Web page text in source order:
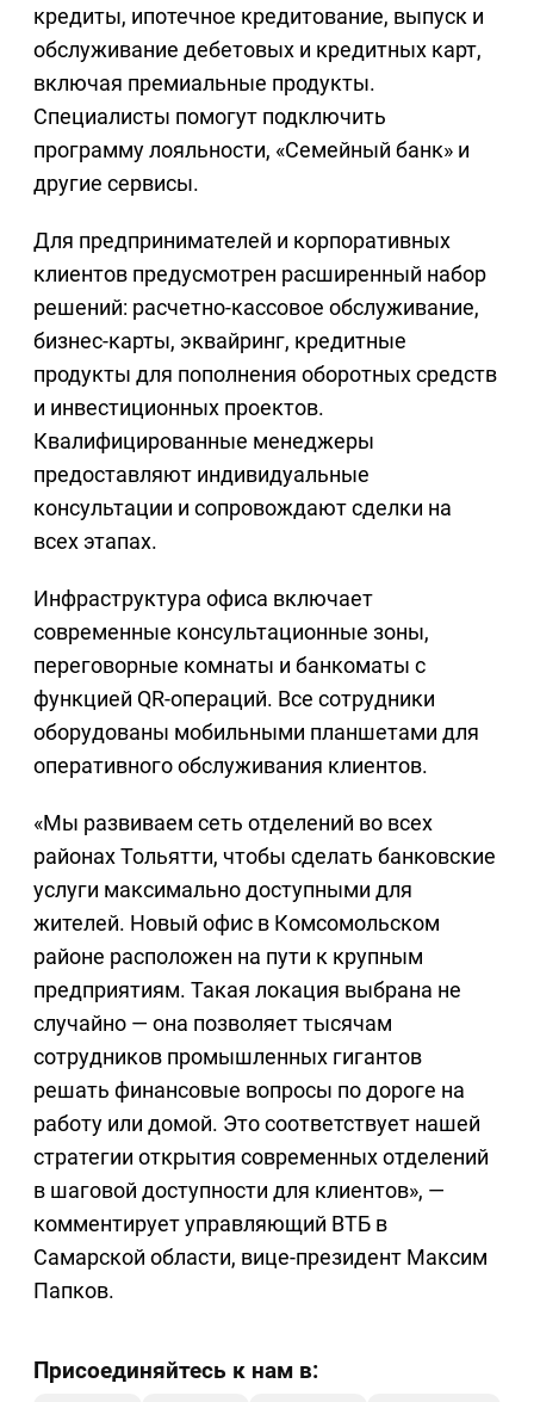
кредиты, ипотечное кредитование, выпуск и
обслуживание дебетовых и кредитных карт,
включая премиальные продукты.
Специалисты помогут подключить
программу лояльности, «Семейный банк» и
другие сервисы.
Для предпринимателей и корпоративных
клиентов предусмотрен расширенный набор
решений: расчетно-кассовое обслуживание,
бизнес-карты, эквайринг, кредитные
продукты для пополнения оборотных средств
и инвестиционных проектов.
Квалифицированные менеджеры
предоставляют индивидуальные
консультации и сопровождают сделки на
всех этапах.
Инфраструктура офиса включает
современные консультационные зоны,
переговорные комнаты и банкоматы с
функцией QR-операций. Все сотрудники
оборудованы мобильными планшетами для
оперативного обслуживания клиентов.
«Мы развиваем сеть отделений во всех
районах Тольятти, чтобы сделать банковские
услуги максимально доступными для
жителей. Новый офис в Комсомольском
районе расположен на пути к крупным
предприятиям. Такая локация выбрана не
случайно — она позволяет тысячам
сотрудников промышленных гигантов
решать финансовые вопросы по дороге на
работу или домой. Это соответствует нашей
стратегии открытия современных отделений
в шаговой доступности для клиентов», —
комментирует управляющий ВТБ в
Самарской области, вице-президент Максим
Папков.